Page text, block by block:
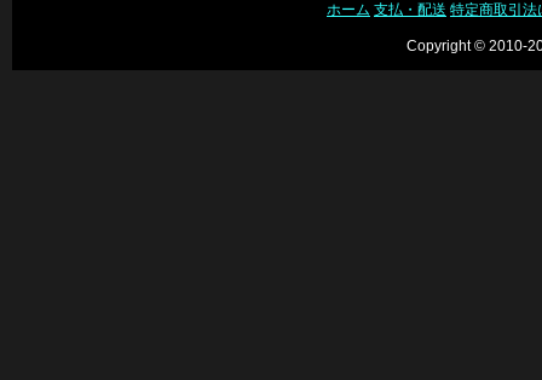
ホーム 支払・配送 特定商取引法
Copyright © 2010-